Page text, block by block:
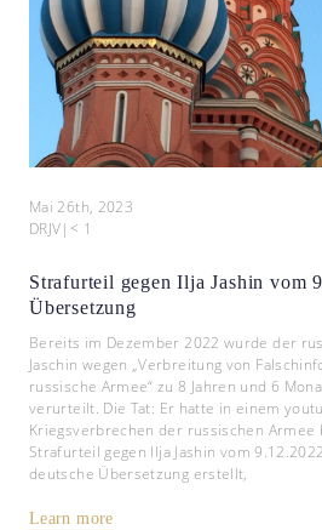
Mai 26th, 2023
DRJV| < 1
Strafurteil gegen Ilja Jashin vom
Übersetzung
Bereits im Dezember 2022 wurde der
Jaschin wegen „Verbreitung von
russische Armee“ zu 8 Jahren und 6
verurteilt. Die Tat: Er hatte in einem
Kriegsverbrechen der russischen Armee
Strafurteil gegen Ilja Jashin vom
deutsche Übersetzung erstellt,
Learn more